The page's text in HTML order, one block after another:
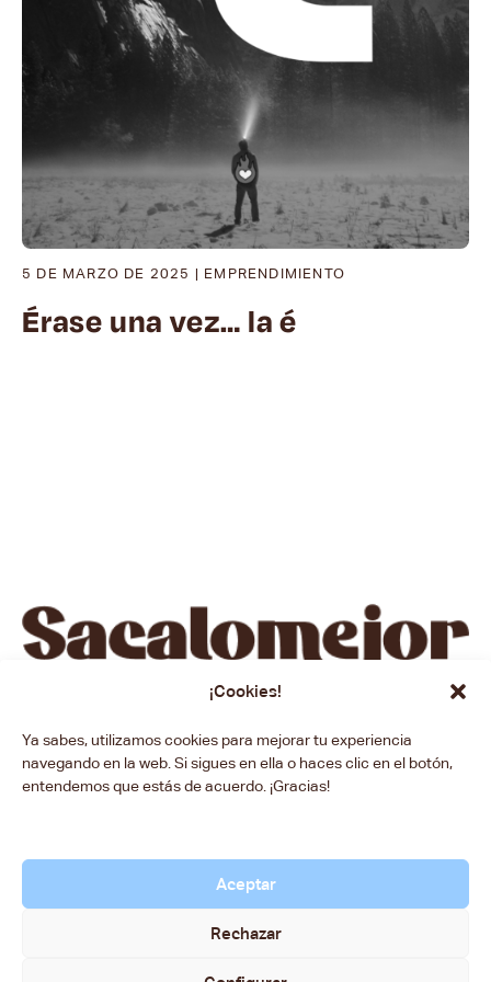
¡Cookies!
Ya sabes, utilizamos cookies para mejorar tu experiencia
navegando en la web. Si sigues en ella o haces clic en el botón,
entendemos que estás de acuerdo. ¡Gracias!
Aceptar
Rechazar
5 DE MARZO DE 2025 | EMPRENDIMIENTO
Érase una vez… la é
Inicio Con quién A dónde Cómo Contacto
© 2025 Sacalomejor. Todos los derechos reservados.